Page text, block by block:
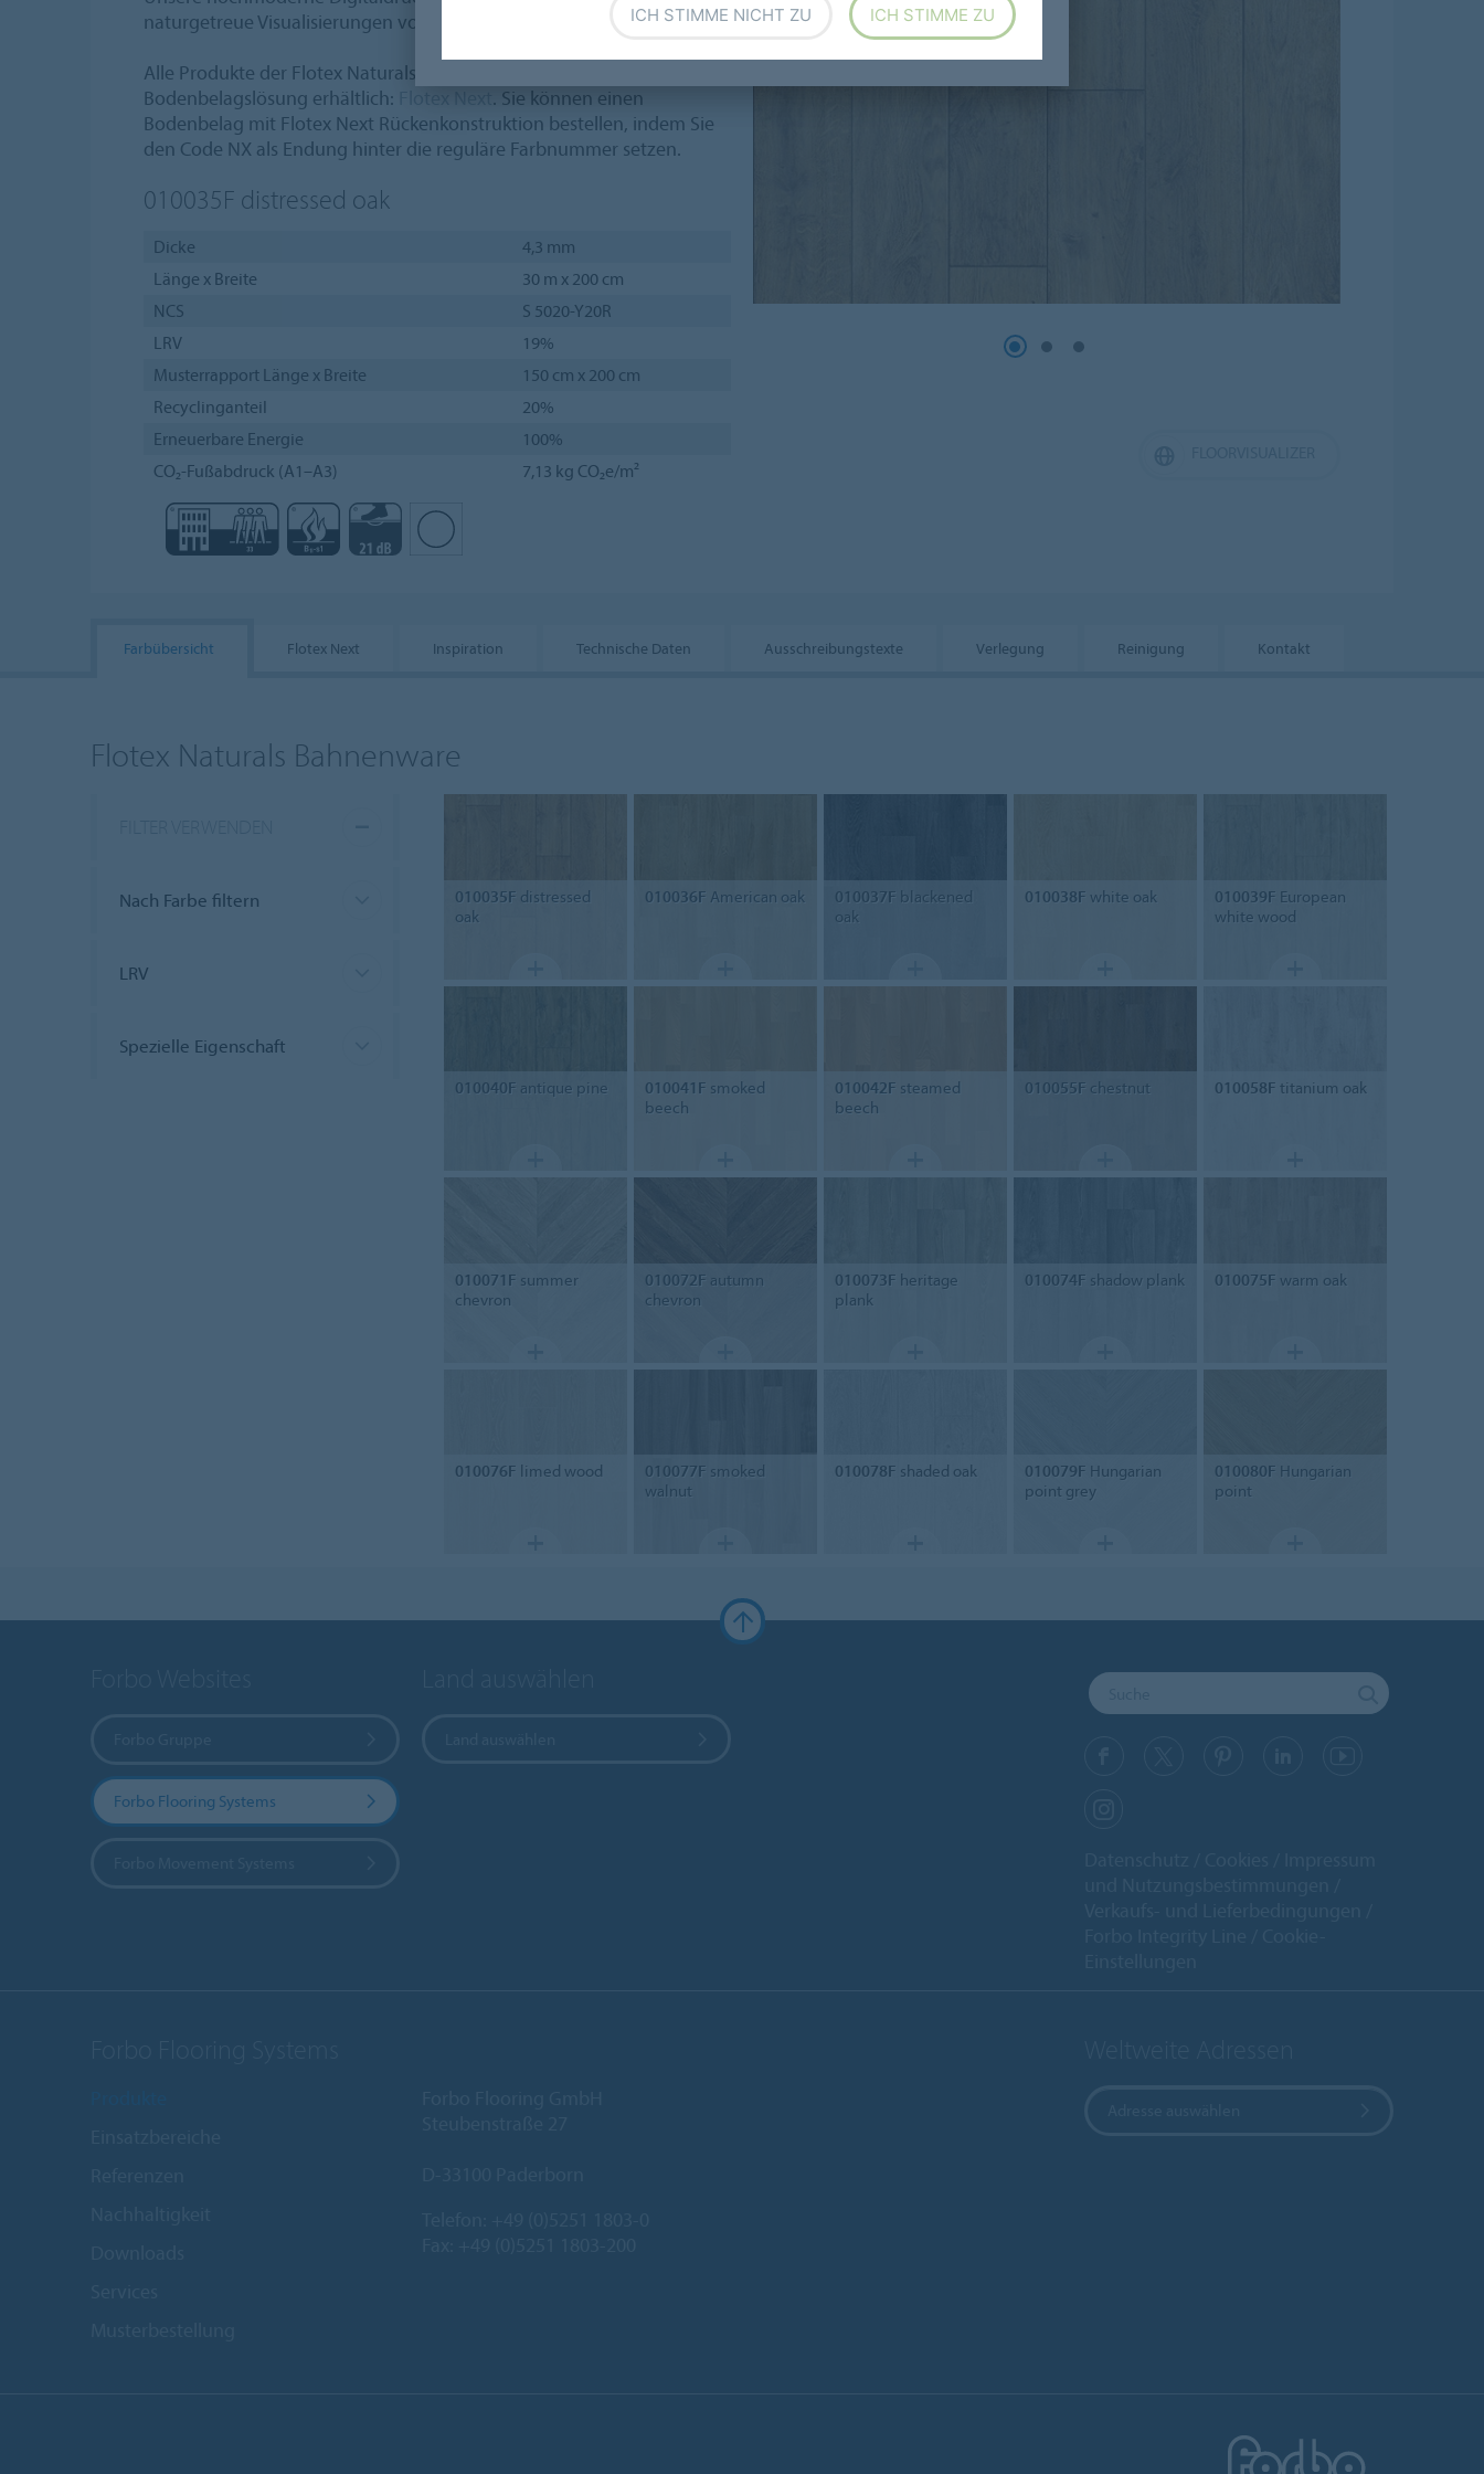
naturgetreue Visualisierungen von Holzstrukturen.
Alle Produkte der Flotex Naturals Kollektion sind auch als klebstofffreie
Bodenbelagslösung erhältlich:
. Sie können einen
Bodenbelag mit Flotex Next Rückenkonstruktion bestellen, indem Sie
den Code NX als Endung hinter die reguläre Farbnummer setzen.
010035F distressed oak
Dicke
4,3 mm
Länge x Breite
30 m x 200 cm
NCS
S 5020-Y20R
LRV
19%
Musterrapport Länge x Breite
150 cm x 200 cm
Recyclinganteil
20%
Erneuerbare Energie
100%
CO₂-Fußabdruck (A1–A3)
7,13 kg CO₂e/m²
Farbübersicht Flotex Next Inspiration Technische Daten Ausschreibungstexte Verlegung Reinigung Kontakt
Flotex Naturals Bahnenware
Nach Farbe filtern
LRV
Spezielle Eigenschaft
010035F distressed
oak
010036F American oak 010037F blackened
oak
010038F white oak 010039F European
white wood
010040F antique pine 010041F smoked
beech
010042F steamed
beech
010055F chestnut 010058F titanium oak
010071F summer
chevron
010072F autumn
chevron
010073F heritage
plank
010074F shadow plank 010075F warm oak
010076F limed wood 010077F smoked
walnut
010078F shaded oak 010079F Hungarian
point grey
010080F Hungarian
point
Forbo Flooring Systems
ICH STIMME NICHT ZU ICH STIMME ZU